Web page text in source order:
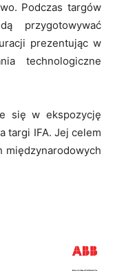
Podczas targów
przygotowywać
prezentując w
technologiczne
się w ekspozycję
targi IFA. Jej celem
międzynarodowych